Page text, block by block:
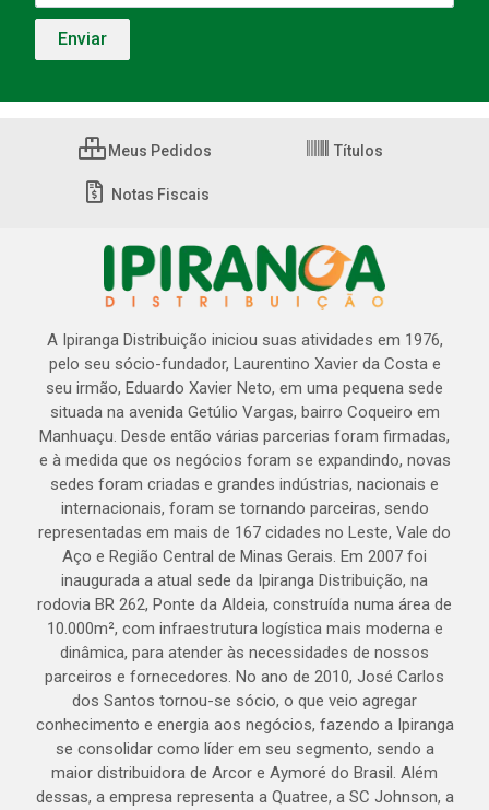
Meus Pedidos Títulos
Notas Fiscais
A Ipiranga Distribuição iniciou suas atividades em 1976,
pelo seu sócio-fundador, Laurentino Xavier da Costa e
seu irmão, Eduardo Xavier Neto, em uma pequena sede
situada na avenida Getúlio Vargas, bairro Coqueiro em
Manhuaçu. Desde então várias parcerias foram firmadas,
e à medida que os negócios foram se expandindo, novas
sedes foram criadas e grandes indústrias, nacionais e
internacionais, foram se tornando parceiras, sendo
representadas em mais de 167 cidades no Leste, Vale do
Aço e Região Central de Minas Gerais. Em 2007 foi
inaugurada a atual sede da Ipiranga Distribuição, na
rodovia BR 262, Ponte da Aldeia, construída numa área de
10.000m², com infraestrutura logística mais moderna e
dinâmica, para atender às necessidades de nossos
parceiros e fornecedores. No ano de 2010, José Carlos
dos Santos tornou-se sócio, o que veio agregar
conhecimento e energia aos negócios, fazendo a Ipiranga
se consolidar como líder em seu segmento, sendo a
maior distribuidora de Arcor e Aymoré do Brasil. Além
dessas, a empresa representa a Quatree, a SC Johnson, a